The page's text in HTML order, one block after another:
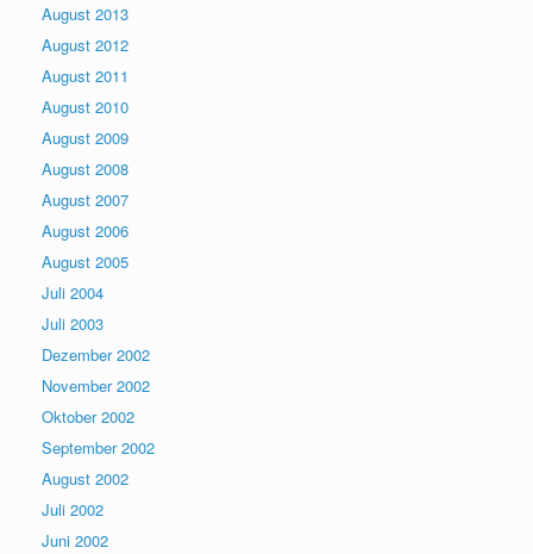
August 2013
August 2012
August 2011
August 2010
August 2009
August 2008
August 2007
August 2006
August 2005
Juli 2004
Juli 2003
Dezember 2002
November 2002
Oktober 2002
September 2002
August 2002
Juli 2002
Juni 2002